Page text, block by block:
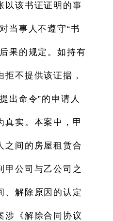
以该书证证明的事
当事人不遵守“书
果的规定。如持有
不提供该证据，
出命令”的申请人
真实。本案中，甲
之间的房屋租赁合
甲公司与乙公司之
、解除原因的认定
涉《解除合同协议